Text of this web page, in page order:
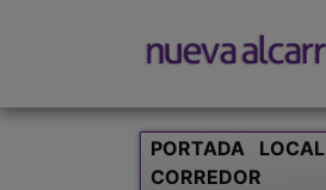
PORTADA LOCAL
CORREDOR